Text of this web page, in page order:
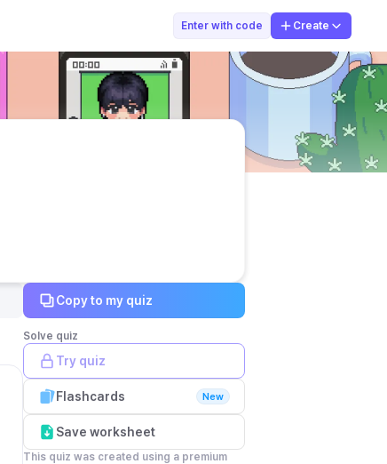
Enter with code Create
Teacher
Copy to my quiz
Solve quiz
Try quiz
Flashcards New
Save worksheet
This quiz was created using a premium